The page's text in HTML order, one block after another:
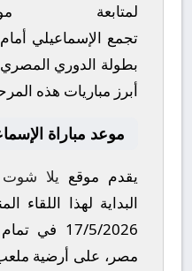
لمتابعة
تجمع الإسماعيلي أمام
بطولة الدوري المصري
أبرز مباريات هذه
موعد مباراة
يقدم موقع يلا شوت
البداية لهذا
17/5/2026 في
مصر، على أرضية